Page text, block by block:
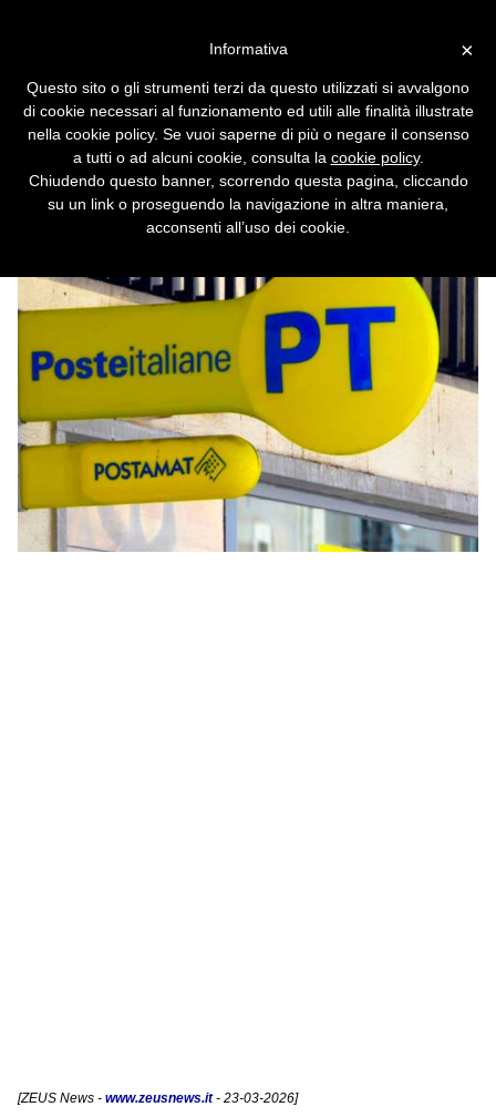
Poste Italiane vuole acquisire
TIM
Poste Italiane lancia un'OPAS per comprare
tutta TIM.
[ZEUS News - www.zeusnews.it- 23-03-2026]
×
Informativa
Questo sito o gli strumenti terzi da questo utilizzati si avvalgono
di cookie necessari al funzionamento ed utili alle finalità illustrate
nella cookie policy. Se vuoi saperne di più o negare il consenso
a tutti o ad alcuni cookie, consulta la cookie policy.
Chiudendo questo banner, scorrendo questa pagina, cliccando
su un link o proseguendo la navigazione in altra maniera,
acconsenti all’uso dei cookie.